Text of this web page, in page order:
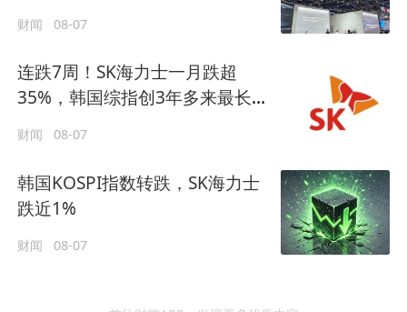
财闻 08-07
连跌7周！SK海力士一月跌超
35%，韩国综指创3年多来最长连
跌纪录
财闻 08-07
韩国KOSPI指数转跌，SK海力士
跌近1%
财闻 08-07